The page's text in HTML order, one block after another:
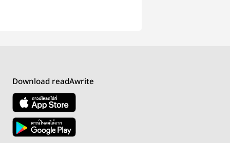
Download readAwrite